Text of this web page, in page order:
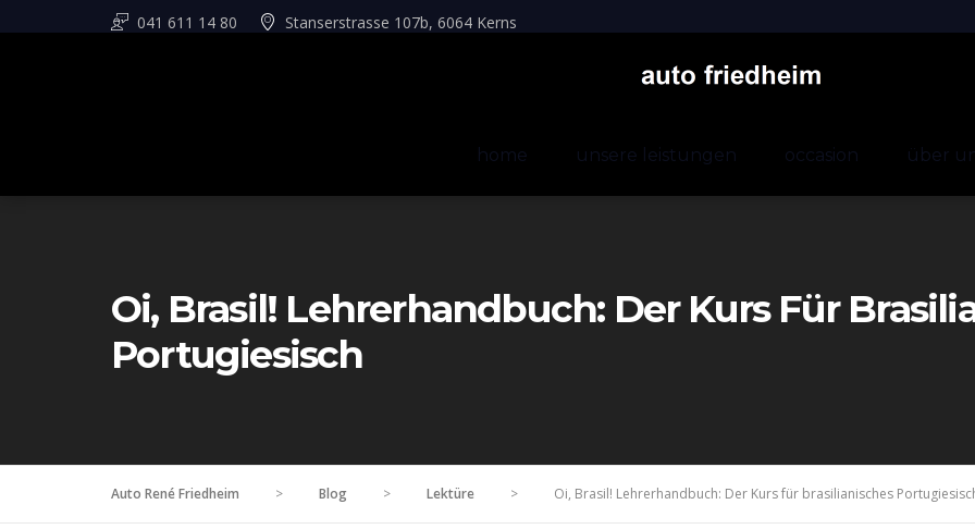
041 611 14 80 Stanserstrasse 107b, 6064 Kerns
home unsere leistungen occasion über
Oi, Brasil! Lehrerhandbuch: Der Kurs Für
Portugiesisch
Auto René Friedheim > Blog > Lektüre > Oi, Brasil! Lehrerhandbuch: Der Kurs für brasilianisches